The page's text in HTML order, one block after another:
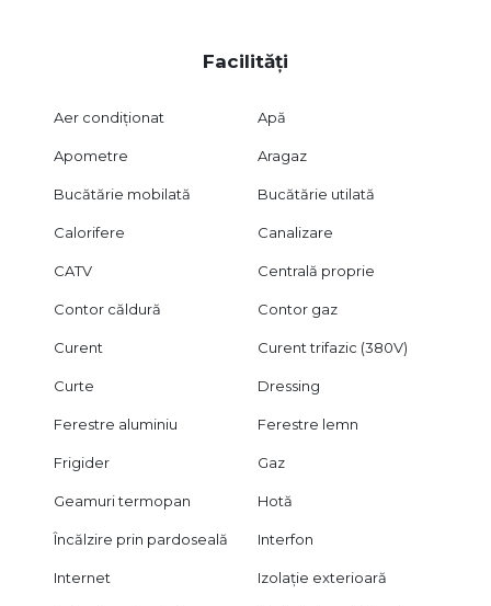
Facilități
Aer condiționat Apă
Apometre Aragaz
Bucătărie mobilată Bucătărie utilată
Calorifere Canalizare
CATV Centrală proprie
Contor căldură Contor gaz
Curent Curent trifazic (380V)
Curte Dressing
Ferestre aluminiu Ferestre lemn
Frigider Gaz
Geamuri termopan Hotă
Încălzire prin pardoseală Interfon
Internet Izolație exterioară